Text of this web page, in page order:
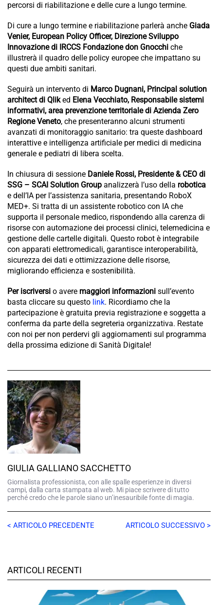
percorsi di riabilitazione e delle cure a lungo termine.
Di cure a lungo termine e riabilitazione parlerà anche Giada
Venier, European Policy Officer, Direzione Sviluppo
Innovazione di IRCCS Fondazione don Gnocchi che
illustrerà il quadro delle policy europee che impattano su
questi due ambiti sanitari.
Seguirà un intervento di Marco Dugnani, Principal solution
architect di Qliked Elena Vecchiato, Responsabile sistemi
informativi, area prevenzione territoriale di Azienda Zero
Regione Veneto, che presenteranno alcuni strumenti
avanzati di monitoraggio sanitario: tra queste dashboard
interattive e intelligenza artificiale per medici di medicina
generale e pediatri di libera scelta.
In chiusura di sessione Daniele Rossi, Presidente & CEO di
SSG – SCAI Solution Group analizzerà l’uso della robotica
e dell’IA per l’assistenza sanitaria, presentando RoboX
MED+. Si tratta di un assistente robotico con IA che
supporta il personale medico, rispondendo alla carenza di
risorse con automazione dei processi clinici, telemedicina e
gestione delle cartelle digitali. Questo robot è integrabile
con apparati elettromedicali, garantisce interoperabilità,
sicurezza dei dati e ottimizzazione delle risorse,
migliorando efficienza e sostenibilità.
Per iscriversi o avere maggiori informazioni sull’evento
basta cliccare su questo link. Ricordiamo che la
partecipazione è gratuita previa registrazione e soggetta a
conferma da parte della segreteria organizzativa. Restate
con noi per non perdervi gli aggiornamenti sul programma
della prossima edizione di Sanità Digitale!
GIULIA GALLIANO SACCHETTO
Giornalista professionista, con alle spalle esperienze in diversi
campi, dalla carta stampata al web. Mi piace scrivere di tutto
perché credo che le parole siano un’inesauribile fonte di magia.
< ARTICOLO PRECEDENTE ARTICOLO SUCCESSIVO >
ARTICOLI RECENTI